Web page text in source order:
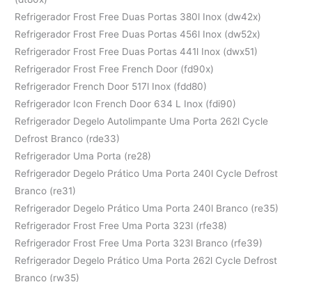
Refrigerador Frost Free Duas Portas 380l Inox (dw42x)
Refrigerador Frost Free Duas Portas 456l Inox (dw52x)
Refrigerador Frost Free Duas Portas 441l Inox (dwx51)
Refrigerador Frost Free French Door (fd90x)
Refrigerador French Door 517l Inox (fdd80)
Refrigerador Icon French Door 634 L Inox (fdi90)
Refrigerador Degelo Autolimpante Uma Porta 262l Cycle
Defrost Branco (rde33)
Refrigerador Uma Porta (re28)
Refrigerador Degelo Prático Uma Porta 240l Cycle Defrost
Branco (re31)
Refrigerador Degelo Prático Uma Porta 240l Branco (re35)
Refrigerador Frost Free Uma Porta 323l (rfe38)
Refrigerador Frost Free Uma Porta 323l Branco (rfe39)
Refrigerador Degelo Prático Uma Porta 262l Cycle Defrost
Branco (rw35)